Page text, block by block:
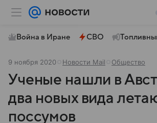
Война в Иране СВО
9 ноября 2020 Новости Mail Общество
Ученые нашли в
два новых вида
поссумов